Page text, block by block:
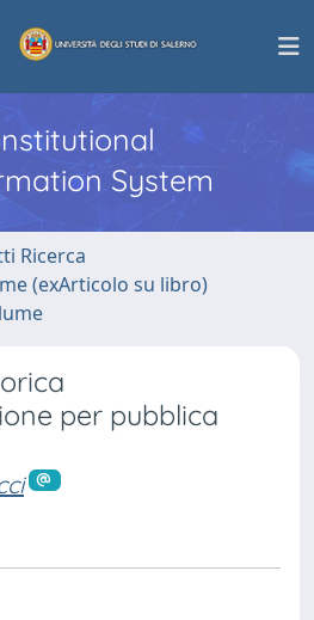
System
Ricerca
(exArticolo su libro)
per pubblica